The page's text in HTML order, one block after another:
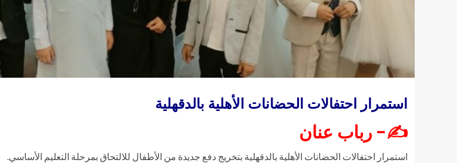
استمرار احتفالات الحضانات الأهلية بالدقهلية
✍- رباب عنان
استمرار احتفالات الحضانات الأهلية بالدقهلية بتخريج دفع جديدة من الأطفال للالتحاق بمرحلة التعليم الأساسي.